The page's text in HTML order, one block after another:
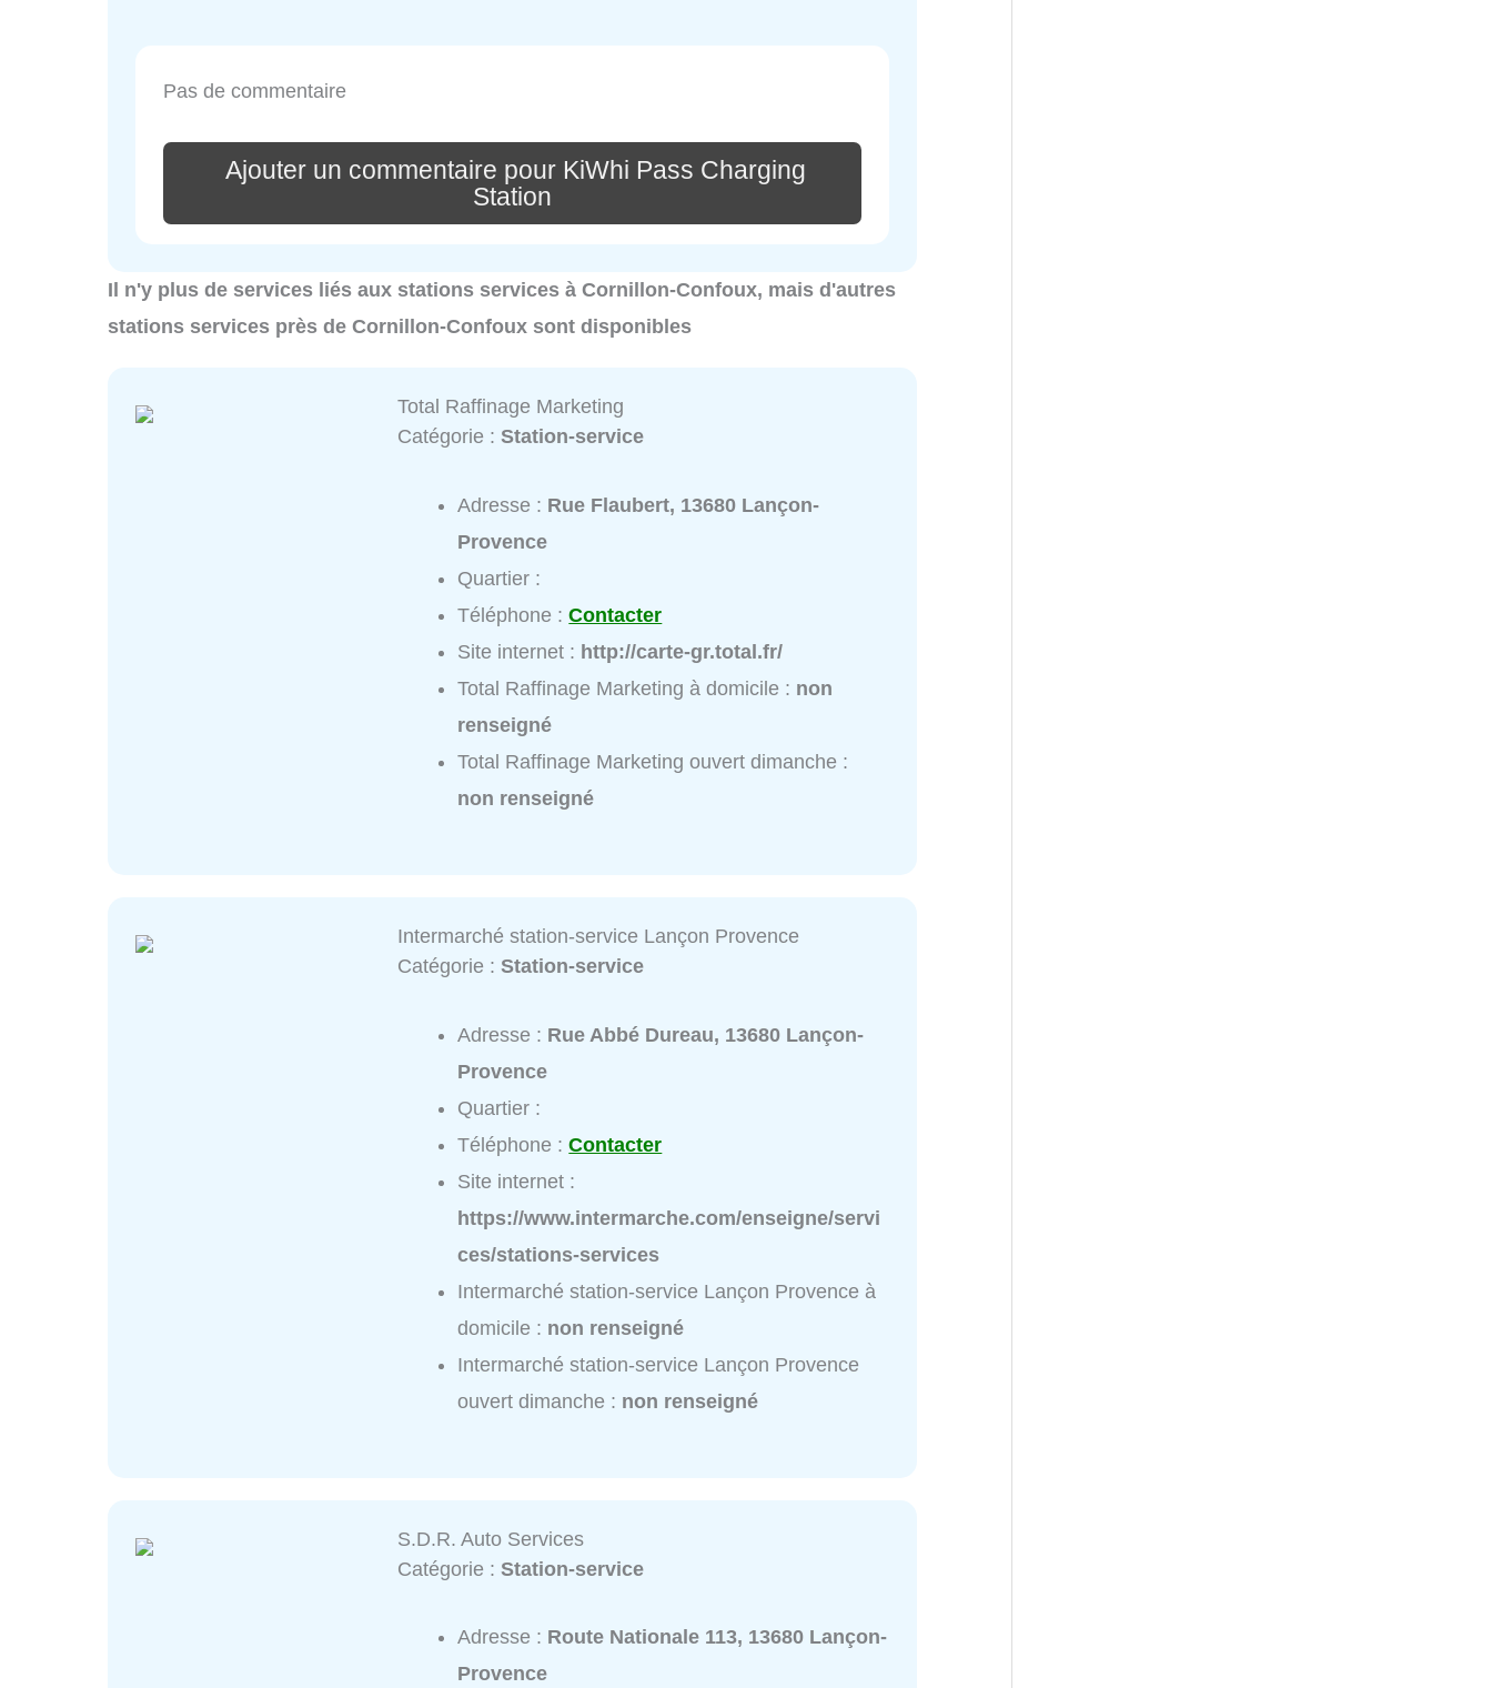
Pas de commentaire
Ajouter un commentaire pour KiWhi Pass Charging
Station
Il n'y plus de services liés aux stations services à Cornillon-Confoux, mais d'autres
stations services près de Cornillon-Confoux sont disponibles
Total Raffinage Marketing
Catégorie :Station-service
Adresse : Rue Flaubert, 13680 Lançon-
Provence
Quartier :
Téléphone :Contacter
Site internet : http://carte-gr.total.fr/
Total Raffinage Marketing à domicile : non
renseigné
Total Raffinage Marketing ouvert dimanche :
non renseigné
Intermarché station-service Lançon Provence
Catégorie :Station-service
Adresse : Rue Abbé Dureau, 13680 Lançon-
Provence
Quartier :
Téléphone :Contacter
Site internet :
https://www.intermarche.com/enseigne/servi
ces/stations-services
Intermarché station-service Lançon Provence à
domicile : non renseigné
Intermarché station-service Lançon Provence
ouvert dimanche : non renseigné
S.D.R. Auto Services
Catégorie :Station-service
Adresse : Route Nationale 113, 13680 Lançon-
Provence